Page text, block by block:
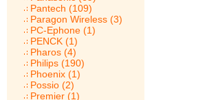
Pantech (109)
Paragon Wireless (3)
PC-Ephone (1)
PENCK (1)
Pharos (4)
Philips (190)
Phoenix (1)
Possio (2)
Premier (1)